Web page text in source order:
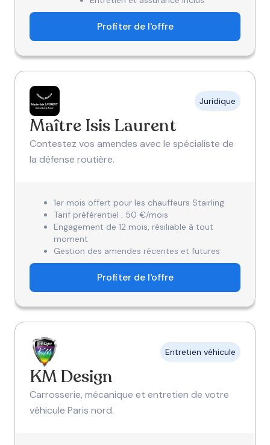
Profiter de l'offre
Juridique
Maître Isis Laurent
Contestez vos amendes avec le spécialiste de
la défense routière.
1er mois offert pour les chauffeurs Stairling
Tarif préférentiel : 50 €/mois
Engagement de 12 mois, résiliable à tout
moment
Gestion des amendes récentes et futures
Profiter de l'offre
Entretien véhicule
KM Design
Carrosserie, mécanique et entretien de votre
véhicule Paris nord.